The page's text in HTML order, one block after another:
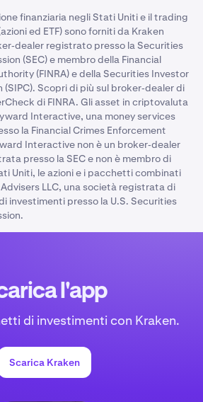
finanziaria negli Stati Uniti e il trading
ed ETF) sono forniti da Kraken
registrato presso la Securities
(SEC) e membro della Financial
(FINRA) e della Securities Investor
Scopri di più sul broker‑dealer di
di FINRA. Gli asset in criptovaluta
Interactive, una money services
la Financial Crimes Enforcement
Interactive non è un broker‑dealer
presso la SEC e non è membro di
Uniti, le azioni e i pacchetti combinati
LLC, una società registrata di
investimenti presso la U.S. Securities
l'app
di investimenti con Kraken.
Scarica Kraken